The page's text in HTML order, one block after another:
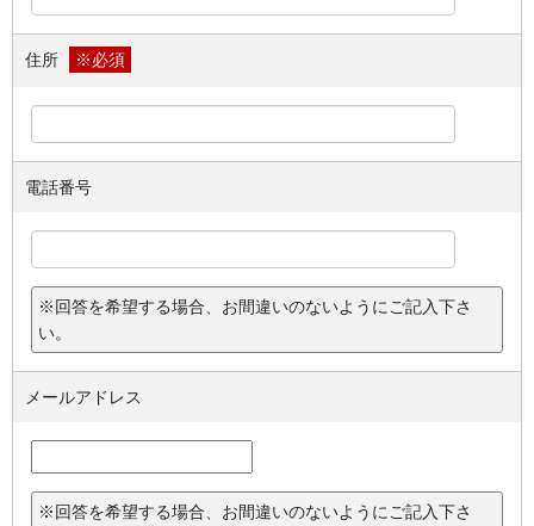
住所 ※必須
電話番号
※回答を希望する場合、お間違いのないようにご記入下さ
い。
メールアドレス
※回答を希望する場合、お間違いのないようにご記入下さ